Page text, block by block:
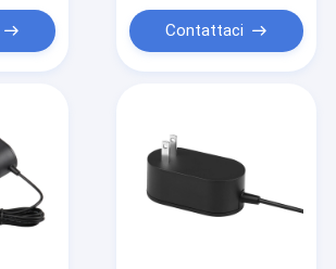
Contattaci